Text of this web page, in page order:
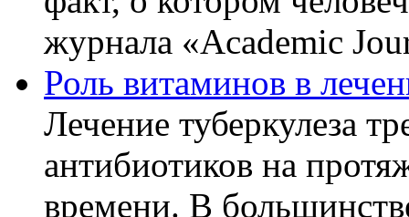
журнала «Academic
Роль витаминов в
Лечение туберкулеза
антибиотиков на
времени. В